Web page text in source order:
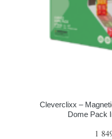
Cleverclixx –
Dome Pack
1